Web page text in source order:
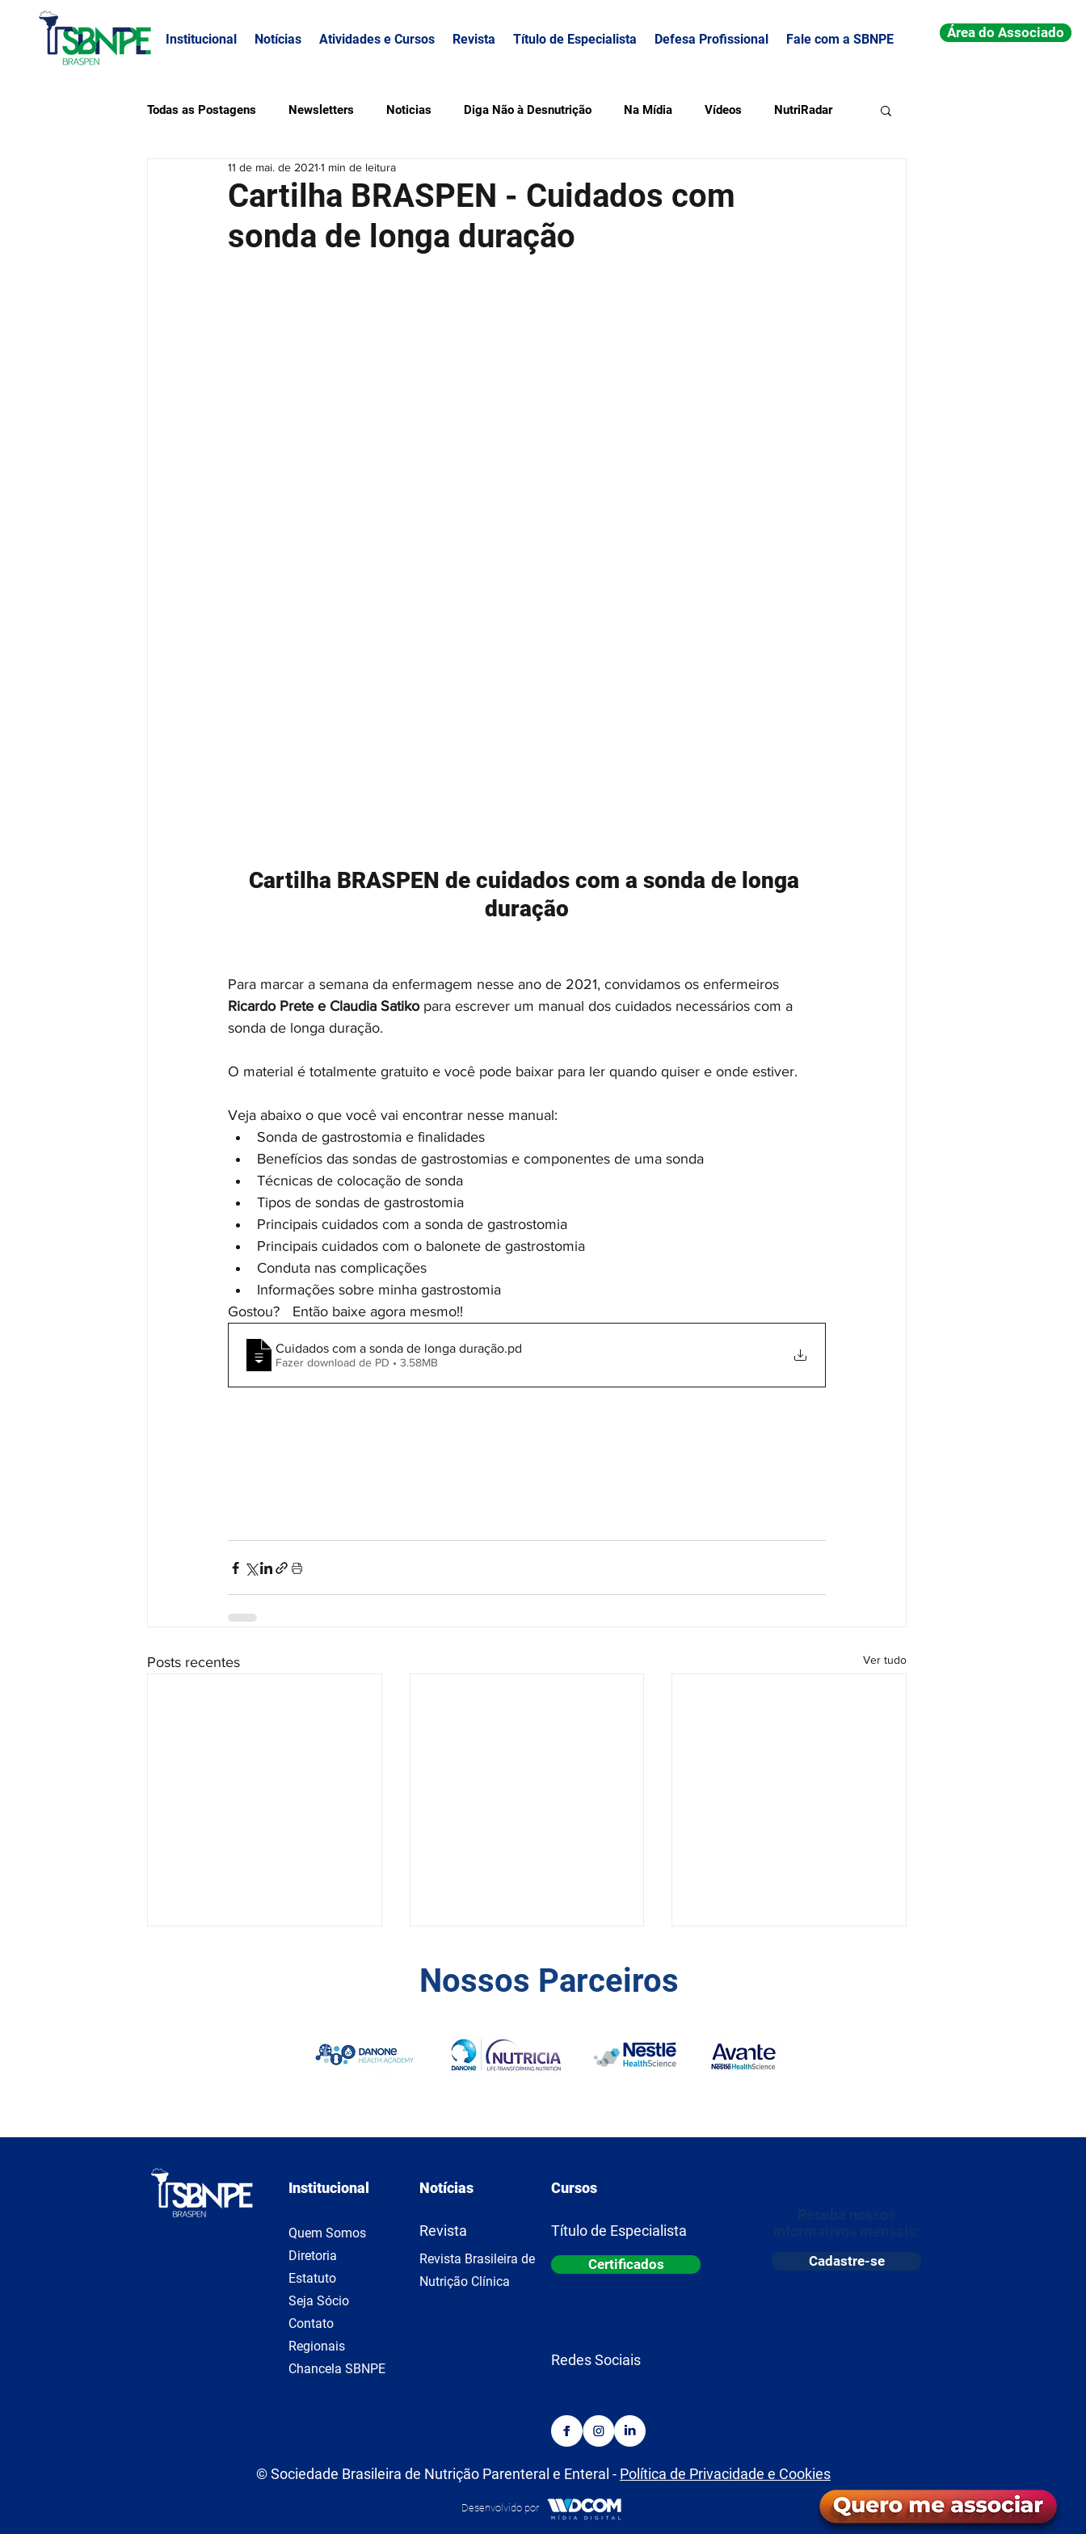
Institucional Notícias Atividades e Cursos Revista Título de Especialista Defesa Profissional Fale com a SBNPE Área do Associado
Todas as Postagens Newsletters Noticias Diga Não à Desnutrição Na Mídia Vídeos NutriRadar
Defesa Profissional
Cartilha BRASPEN - Cuidados com
sonda de longa duração
11 de mai. de 2021 1 min de leitura
Cartilha BRASPEN de cuidados com a sonda de longa
duração
Para marcar a semana da enfermagem nesse ano de 2021, convidamos os enfermeiros
Ricardo Prete e Claudia Satiko para escrever um manual dos cuidados necessários com a
sonda de longa duração.
O material é totalmente gratuito e você pode baixar para ler quando quiser e onde estiver.
Veja abaixo o que você vai encontrar nesse manual:
Sonda de gastrostomia e finalidades
Benefícios das sondas de gastrostomias e componentes de uma sonda
Técnicas de colocação de sonda
Tipos de sondas de gastrostomia
Principais cuidados com a sonda de gastrostomia
Principais cuidados com o balonete de gastrostomia
Conduta nas complicações
Informações sobre minha gastrostomia
Gostou? 	Então baixe agora mesmo!!
Cuidados com a sonda de longa duração.pd
Fazer download de PD • 3.58MB
Posts recentes Ver tudo
Nossos Parceiros
Institucional
Quem Somos
Diretoria
Estatuto
Seja Sócio
Contato
Regionais
Chancela SBNPE
Notícias
Revista
Revista Brasileira de
Nutrição Clínica
Cursos
Título de Especialista
Certificados
Redes Sociais
Cadastre-se
© Sociedade Brasileira de Nutrição Parenteral e Enteral - Política de Privacidade e Cookies
Desenvolvido por